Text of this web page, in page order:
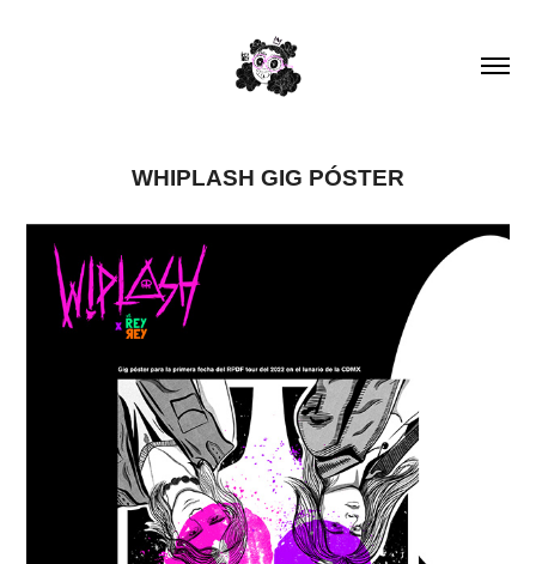
WHIPLASH GIG PÓSTER